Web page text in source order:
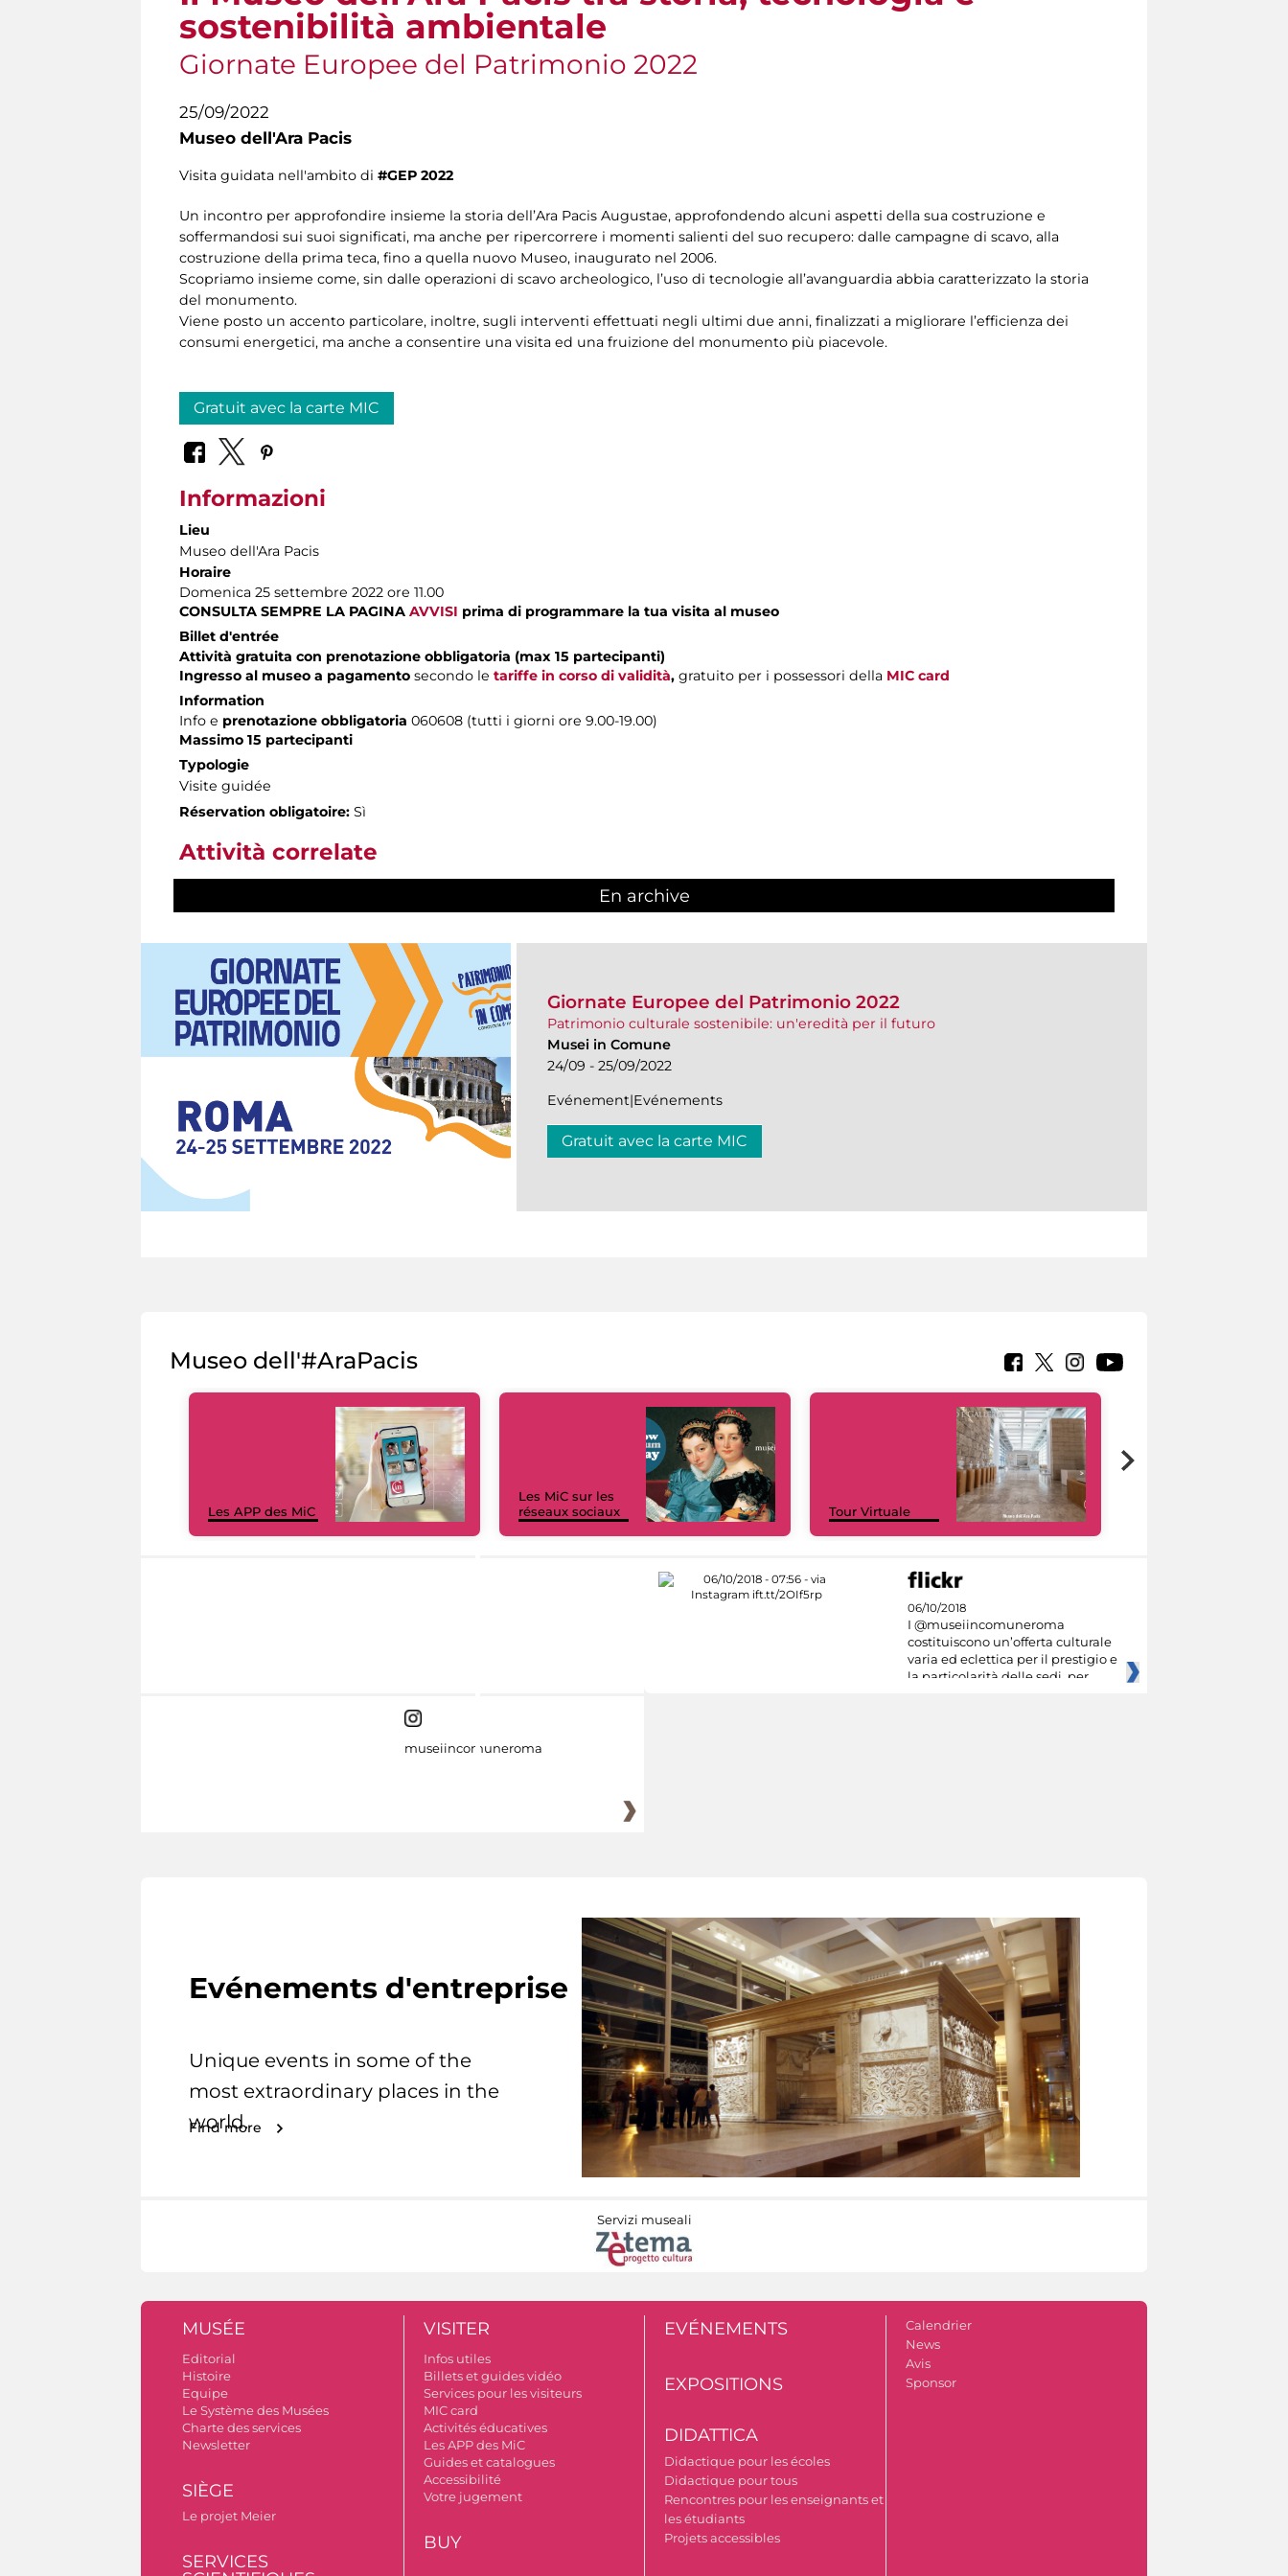
sostenibilità ambientale
Giornate Europee del Patrimonio 2022
25/09/2022
Museo dell'Ara Pacis
Visita guidata nell'ambito di #GEP 2022
Un incontro per approfondire insieme la storia dell’Ara Pacis Augustae, approfondendo alcuni aspetti della sua costruzione e
soffermandosi sui suoi significati, ma anche per ripercorrere i momenti salienti del suo recupero: dalle campagne di scavo, alla
costruzione della prima teca, fino a quella nuovo Museo, inaugurato nel 2006.
Scopriamo insieme come, sin dalle operazioni di scavo archeologico, l’uso di tecnologie all’avanguardia abbia caratterizzato la storia
del monumento.
Viene posto un accento particolare, inoltre, sugli interventi effettuati negli ultimi due anni, finalizzati a migliorare l’efficienza dei
consumi energetici, ma anche a consentire una visita ed una fruizione del monumento più piacevole.
Gratuit avec la carte MIC
Informazioni
Lieu
Museo dell'Ara Pacis
Horaire
Domenica 25 settembre 2022 ore 11.00
CONSULTA SEMPRE LA PAGINA AVVISI prima di programmare la tua visita al museo
Billet d'entrée
Attività gratuita con prenotazione obbligatoria (max 15 partecipanti)
Ingresso al museo a pagamento secondo le tariffe in corso di validità, gratuito per i possessori della MIC card
Information
Info e prenotazione obbligatoria 060608 (tutti i giorni ore 9.00-19.00)
Massimo 15 partecipanti
Typologie
Visite guidée
Réservation obligatoire: Sì
Attività correlate
En archive
Giornate Europee del Patrimonio 2022
Patrimonio culturale sostenibile: un'eredità per il futuro
Musei in Comune
24/09 - 25/09/2022
Evénement|Evénements
Gratuit avec la carte MIC
Museo dell'#AraPacis
Les APP des MiC
Les MiC sur les
réseaux sociaux
Tour Virtuale
06/10/2018
I @museiincomuneroma
costituiscono un’offerta culturale
varia ed eclettica per il prestigio e
la particolarità delle sedi, per
museiincomuneroma
Evénements d'entreprise
Unique events in some of the
most extraordinary places in the
world.
Find more
Servizi museali
MUSÉE
Editorial
Histoire
Equipe
Le Système des Musées
Charte des services
Newsletter
SIÈGE
Le projet Meier
SERVICES
VISITER
Infos utiles
Billets et guides vidéo
Services pour les visiteurs
MIC card
Activités éducatives
Les APP des MiC
Guides et catalogues
Accessibilité
Votre jugement
BUY
EVÉNEMENTS
EXPOSITIONS
DIDATTICA
Didactique pour les écoles
Didactique pour tous
Rencontres pour les enseignants et
les étudiants
Projets accessibles
Calendrier
News
Avis
Sponsor